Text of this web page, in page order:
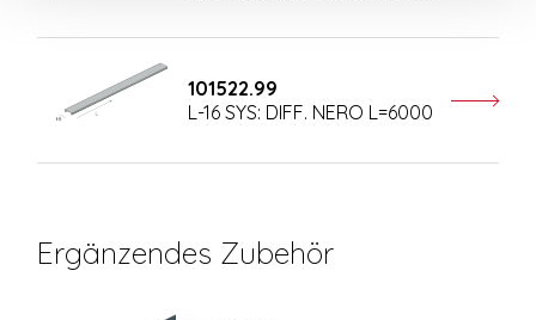
101522.99
L-16 SYS: DIFF. NERO L=6000
Ergänzendes Zubehör